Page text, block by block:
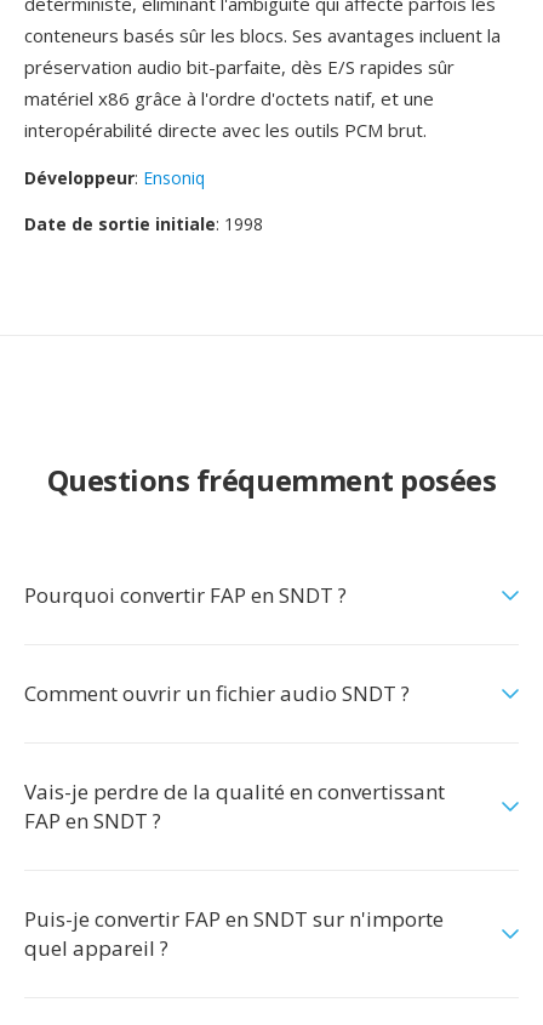
conteneurs basés sûr les blocs. Ses avantages incluent la
préservation audio bit-parfaite, dès E/S rapides sûr
matériel x86 grâce à l'ordre d'octets natif, et une
interopérabilité directe avec les outils PCM brut.
Développeur: Ensoniq
Date de sortie initiale: 1998
Questions fréquemment posées
Pourquoi convertir FAP en SNDT ?
Comment ouvrir un fichier audio SNDT ?
Vais-je perdre de la qualité en convertissant
FAP en SNDT ?
Puis-je convertir FAP en SNDT sur n'importe
quel appareil ?